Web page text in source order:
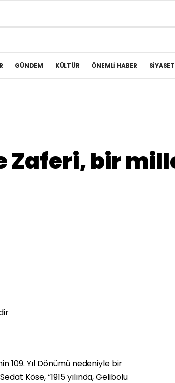
GÜNDEM KÜLTÜR ÖNEMLI HABER SIYASET
Zaferi, bir
109. Yıl Dönümü nedeniyle bir
Köse, “1915 yılında, Gelibolu